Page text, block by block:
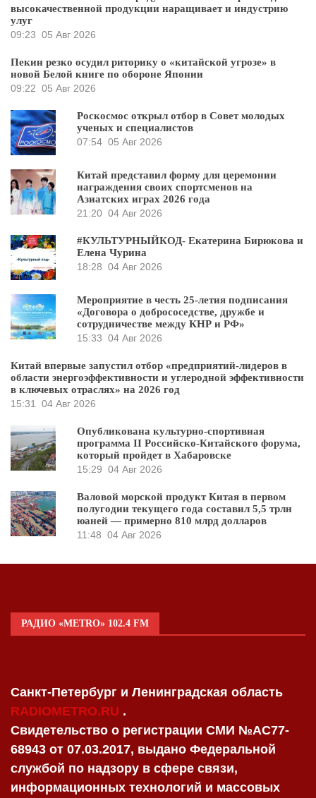
высокачественной продукции наращивает и индустрию
улуг
09:23 05 Авг 2026
Пекин резко осудил риторику о «китайской угрозе» в
новой Белой книге по обороне Японии
09:22 05 Авг 2026
Роскосмос открыл отбор в Совет молодых
ученых и специалистов
07:54 05 Авг 2026
Китай представил форму для церемонии
награждения своих спортсменов на
Азиатских играх 2026 года
21:20 04 Авг 2026
#КУЛЬТУРНЫЙКОД- Екатерина Бирюкова и
Елена Чурина
18:28 04 Авг 2026
Мероприятие в честь 25-летия подписания
«Договора о добрососедстве, дружбе и
сотрудничестве между КНР и РФ»
15:33 04 Авг 2026
Китай впервые запустил отбор «предприятий-лидеров в
области энергоэффективности и углеродной эффективности
в ключевых отраслях» на 2026 год
15:31
04 Авг 2026
Опубликована культурно-спортивная
программа II Российско-Китайского форума,
который пройдет в Хабаровске
15:29 04 Авг 2026
Валовой морской продукт Китая в первом
полугодии текущего года составил 5,5 трлн
юаней — примерно 810 млрд долларов
11:48 04 Авг 2026
РАДИО «METRO» 102.4 FM
Санкт-Петербург и Ленинградская область
RADIOMETRO.RU .
Свидетельство о регистрации СМИ №AC77-
68943 от 07.03.2017, выдано Федеральной
службой по надзору в сфере связи,
информационных технологий и массовых